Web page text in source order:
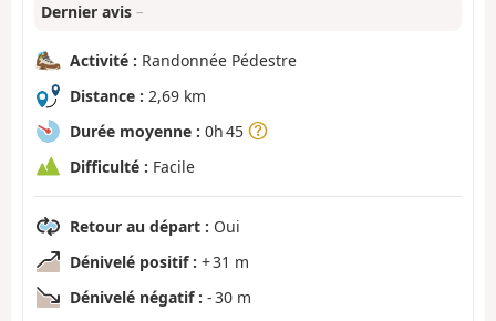
Dernier avis –
Activité : Randonnée Pédestre
Distance : 2,69 km
Durée moyenne : 0h 45
Difficulté : Facile
Retour au départ : Oui
Dénivelé positif : + 31 m
Dénivelé négatif : - 30 m